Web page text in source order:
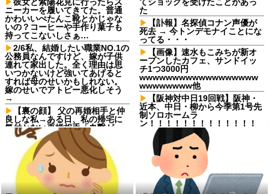
ニーカーを履いてきてた。普通
かわいいぺたんこ靴とかじゃな
いの？コーヒーや手作り菓子も
持ってこないしさぁ…
2/6私、結婚したい職業NO.1の
公務員なんですけど、嫁が子供
連れて家出した。全く理由は思
いつかないけど強いてあげると
すれば母のせいかもしれない。
嫁のせいでアトピー悪化しそう
→
【裏の顔】 父の再婚相手と仲
良しな私→ある日、私の帰宅に
気付かない再婚相手「血繋がっ
てないのに大学費用出さなきゃ
いけないの腹立つわ…姑だった
ら先に亡くなるのに笑」私
「…」
【しまった…】 コトメに追い
出されたトメと二世帯住宅を建
て、「２F(夫婦のエリア)には絶
た
【訃報】名探偵コナン声優が
死去 → 今トンデモナイことにな
ってる・・・
【画像】速水もこみちが新オ
ープンしたカフェ、サンドイッ
チ1つ3000円
wwwwwwwwwwwwwwwwww
wwwwwwww他
【阪神対中日19回戦】阪神・
近本、中日・柳から今季第1号先
制ソロホームラ
ン！！！！！！！！！！！！！
！！！！
パルワールドを43インチ4kで
プレイすると迫力がすごい！
宅配のにーちゃんが米を配達
してくれたら、さっきから外で
話し声が…？「おすそ分けなら
五キロで良いんだけどなぁ」私